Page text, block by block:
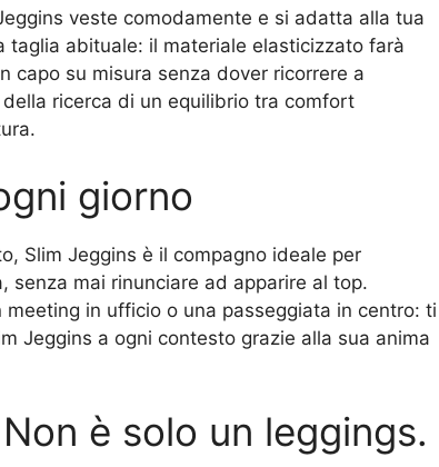
veste comodamente e si adatta alla tua
taglia abituale: il materiale elasticizzato farà
su misura senza dover ricorrere a
ricerca di un equilibrio tra comfort
giorno
Slim Jeggins è il compagno ideale per
mai rinunciare ad apparire al top.
in ufficio o una passeggiata in centro: ti
Jeggins a ogni contesto grazie alla sua anima
è solo un leggings.